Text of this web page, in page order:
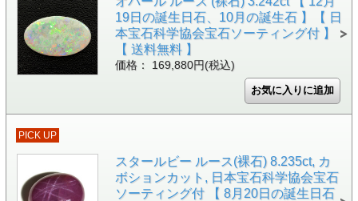
19日の誕生日石、10月の誕生石 】【 日
本宝石科学協会宝石ソーティング付 】
【 送料無料 】
価格： 169,880円(税込)
PICK UP
スタールビー ルース(裸石) 8.235ct, カ
ボションカット, 日本宝石科学協会宝石
ソーティング付 【 8月20日の誕生日石